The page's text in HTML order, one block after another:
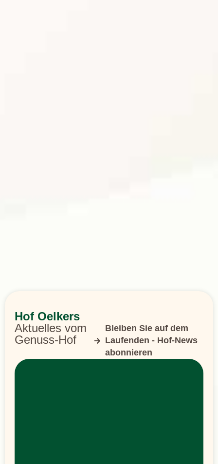
Hof Oelkers
Aktuelles vom
Genuss-Hof
Bleiben Sie auf dem
Laufenden - Hof-News
abonnieren